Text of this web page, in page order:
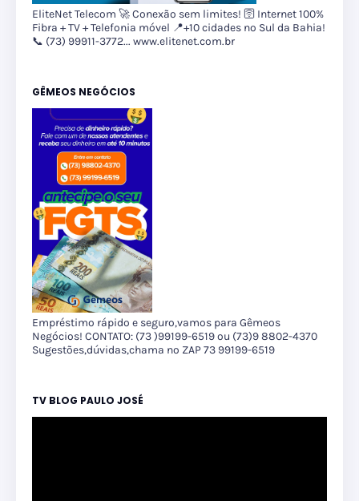
EliteNet Telecom 🚀 Conexão sem limites! 🛜 Internet 100%
Fibra + TV + Telefonia móvel 📍+10 cidades no Sul da Bahia!
📞 (73) 99911-3772... www.elitenet.com.br
GÊMEOS NEGÓCIOS
Empréstimo rápido e seguro,vamos para Gêmeos
Negócios! CONTATO: (73 )99199-6519 ou (73)9 8802-4370
Sugestões,dúvidas,chama no ZAP 73 99199-6519
TV BLOG PAULO JOSÉ